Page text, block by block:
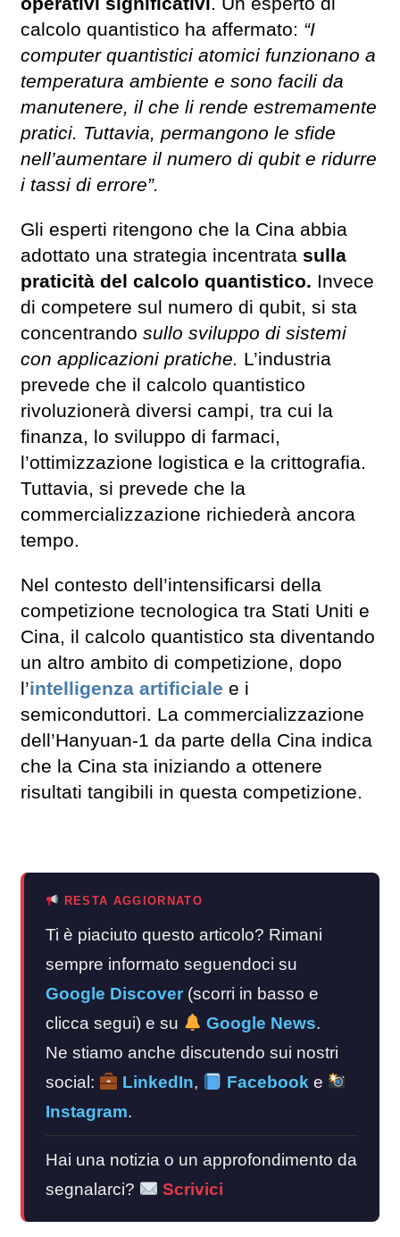
calcolo quantistico ha affermato: “I
computer quantistici atomici funzionano a
temperatura ambiente e sono facili da
manutenere, il che li rende estremamente
pratici. Tuttavia, permangono le sfide
nell’aumentare il numero di qubit e ridurre
i tassi di errore”.
Gli esperti ritengono che la Cina abbia
adottato una strategia incentrata sulla
praticità del calcolo quantistico. Invece
di competere sul numero di qubit, si sta
concentrando sullo sviluppo di sistemi
con applicazioni pratiche. L’industria
prevede che il calcolo quantistico
rivoluzionerà diversi campi, tra cui la
finanza, lo sviluppo di farmaci,
l’ottimizzazione logistica e la crittografia.
Tuttavia, si prevede che la
commercializzazione richiederà ancora
tempo.
Nel contesto dell’intensificarsi della
competizione tecnologica tra Stati Uniti e
Cina, il calcolo quantistico sta diventando
un altro ambito di competizione, dopo
l’intelligenza artificiale e i
semiconduttori. La commercializzazione
dell’Hanyuan-1 da parte della Cina indica
che la Cina sta iniziando a ottenere
risultati tangibili in questa competizione.
RESTA AGGIORNATO
Ti è piaciuto questo articolo? Rimani
sempre informato seguendoci su
Google Discover (scorri in basso e
clicca segui) e su
Google News.
Ne stiamo anche discutendo sui nostri
social:
LinkedIn, Facebooke
Instagram.
Hai una notizia o un approfondimento da
segnalarci?
Scrivici